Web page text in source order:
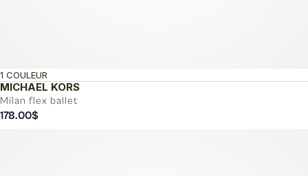
MICHAEL KORS
Milan flex ballet
1 COULEUR
178.00$